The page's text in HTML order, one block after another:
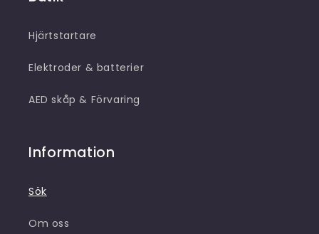
Hjärtstartare
Elektroder & batterier
AED skåp & Förvaring
Information
Sök
Om oss